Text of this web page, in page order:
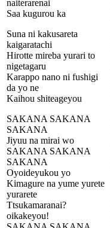
naiterarenai
Saa kugurou ka
Suna ni kakusareta
kaigaratachi
Hirotte mireba yurari to
nigetagaru
Karappo nano ni fushigi
da yo ne
Kaihou shiteageyou
SAKANA SAKANA
SAKANA
Jiyuu na mirai wo
SAKANA SAKANA
SAKANA
Oyoideyukou yo
Kimagure na yume yurete
yurarete
Ttsukamaranai?
oikakeyou!